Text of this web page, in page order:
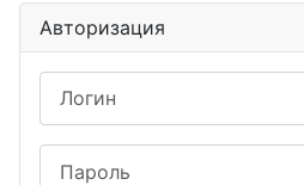
Авторизация